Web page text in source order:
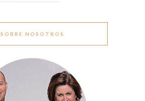
SOBRE NOSOTROS